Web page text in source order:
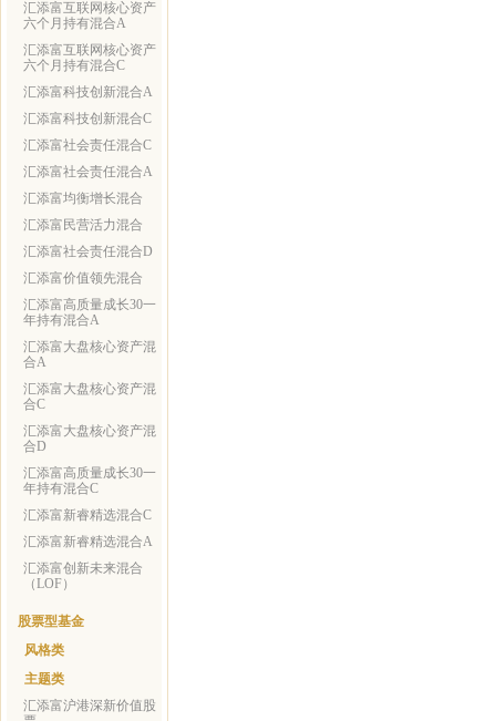
汇添富互联网核心资产
六个月持有混合A
汇添富互联网核心资产
六个月持有混合C
汇添富科技创新混合A
汇添富科技创新混合C
汇添富社会责任混合C
汇添富社会责任混合A
汇添富均衡增长混合
汇添富民营活力混合
汇添富社会责任混合D
汇添富价值领先混合
汇添富高质量成长30一
年持有混合A
汇添富大盘核心资产混
合A
汇添富大盘核心资产混
合C
汇添富大盘核心资产混
合D
汇添富高质量成长30一
年持有混合C
汇添富新睿精选混合C
汇添富新睿精选混合A
汇添富创新未来混合
（LOF）
股票型基金
风格类
主题类
汇添富沪港深新价值股